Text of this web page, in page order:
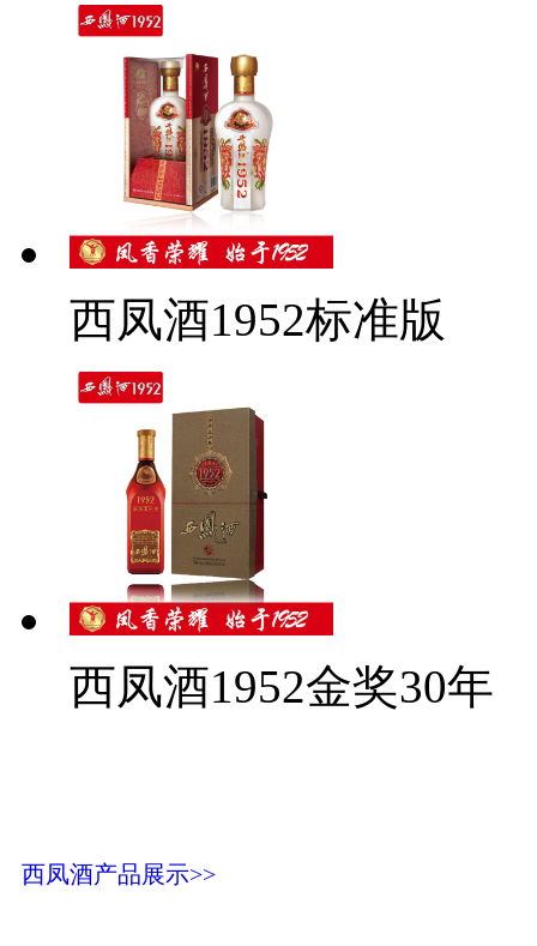
西凤酒1952标准版
西凤酒1952金奖30年
西凤酒产品展示>>